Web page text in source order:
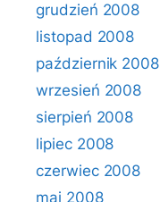
grudzień 2008
listopad 2008
październik 2008
wrzesień 2008
sierpień 2008
lipiec 2008
czerwiec 2008
maj 2008